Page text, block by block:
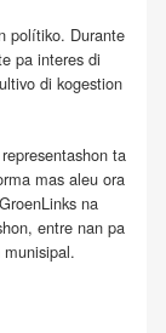
polítiko. Durante
pa interes di
di kogestion
ta
mas aleu ora
na
entre nan pa